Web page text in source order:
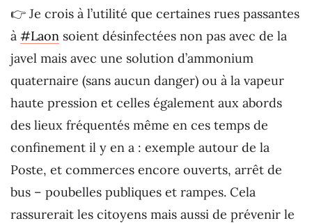
👉 Je crois à l’utilité que certaines rues passantes
à #Laon soient désinfectées non pas avec de la
javel mais avec une solution d’ammonium
quaternaire (sans aucun danger) ou à la vapeur
haute pression et celles également aux abords
des lieux fréquentés même en ces temps de
confinement il y en a : exemple autour de la
Poste, et commerces encore ouverts, arrêt de
bus – poubelles publiques et rampes. Cela
rassurerait les citoyens mais aussi de prévenir le